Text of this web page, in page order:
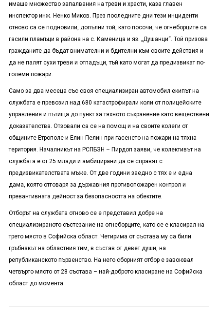
имаше множество запалвания на треви и храсти, каза главен
инспектор инж. Ненко Миков. През последните дни тези инциденти
отново са се подновили, допълни той, като посочи, че огнеборците са
гасили пламъци в района на с. Каменица и яз. „Душанци“. Той призова
гражданите да бъдат внимателни и бдителни към своите действия и
да не палят сухи треви и отпадъци, тъй като могат да предизвикат по-
големи пожари.
Само за два месеца със своя специализиран автомобил екипът на
службата е превозил над 680 катастрофирали коли от полицейските
управления и пътища до пункт за тяхното съхранение като веществени
доказателства. Отзовали са се на помощ и на своите колеги от
общините Етрополе и Елин Пелин при гасенето на пожари на тяхна
територия. Началникът на РСПБЗН – Пирдоп заяви, че колективът на
службата е от 25 млади и амбицирани да се справят с
предизвикателствата мъже. От две години заедно с тях е и една
дама, която отговаря за държавния противопожарен контрол и
превантивната дейност за безопасността на обектите.
Отборът на службата отново се е представил добре на
специализираното състезание на огнеборците, като се е класирал на
трето място в Софийска област. Четирима от състава му са били
гръбнакът на областния тим, в състав от девет души, на
републиканското първенство. На него сборният отбор е завоювал
четвърто място от 28 състава – най-доброто класиране на Софийска
област до момента.